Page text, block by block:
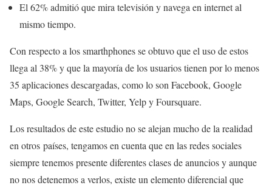
El 62% admitió que mira televisión y navega en internet al
mismo tiempo.
Con respecto a los smarthphones se obtuvo que el uso de estos
llega al 38% y que la mayoría de los usuarios tienen por lo menos
35 aplicaciones descargadas, como lo son Facebook, Google
Maps, Google Search, Twitter, Yelp y Foursquare.
Los resultados de este estudio no se alejan mucho de la realidad
en otros países, tengamos en cuenta que en las redes sociales
siempre tenemos presente diferentes clases de anuncios y aunque
no nos detenemos a verlos, existe un elemento diferencial que